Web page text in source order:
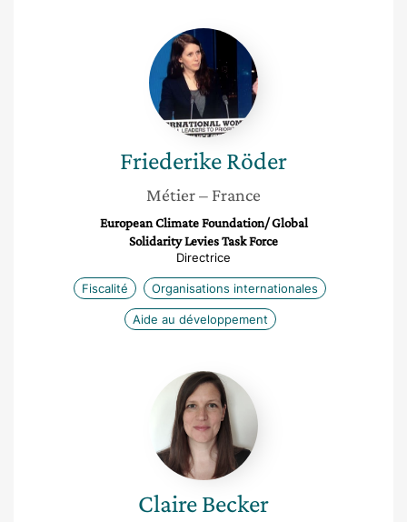
Friederike
Röder
FriederikeRöder
Métier– France
European Climate Foundation/ Global
Solidarity Levies Task Force
Directrice
Fiscalité Organisations internationales
Aide au développement
Claire
Becker
ClaireBecker